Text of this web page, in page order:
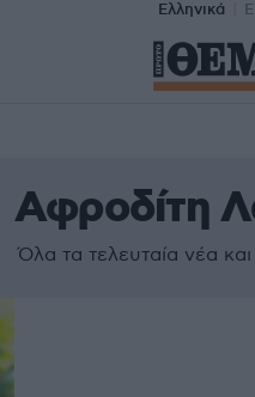
Ελληνικά
Αφροδίτη
Όλα τα τελευταία νέα